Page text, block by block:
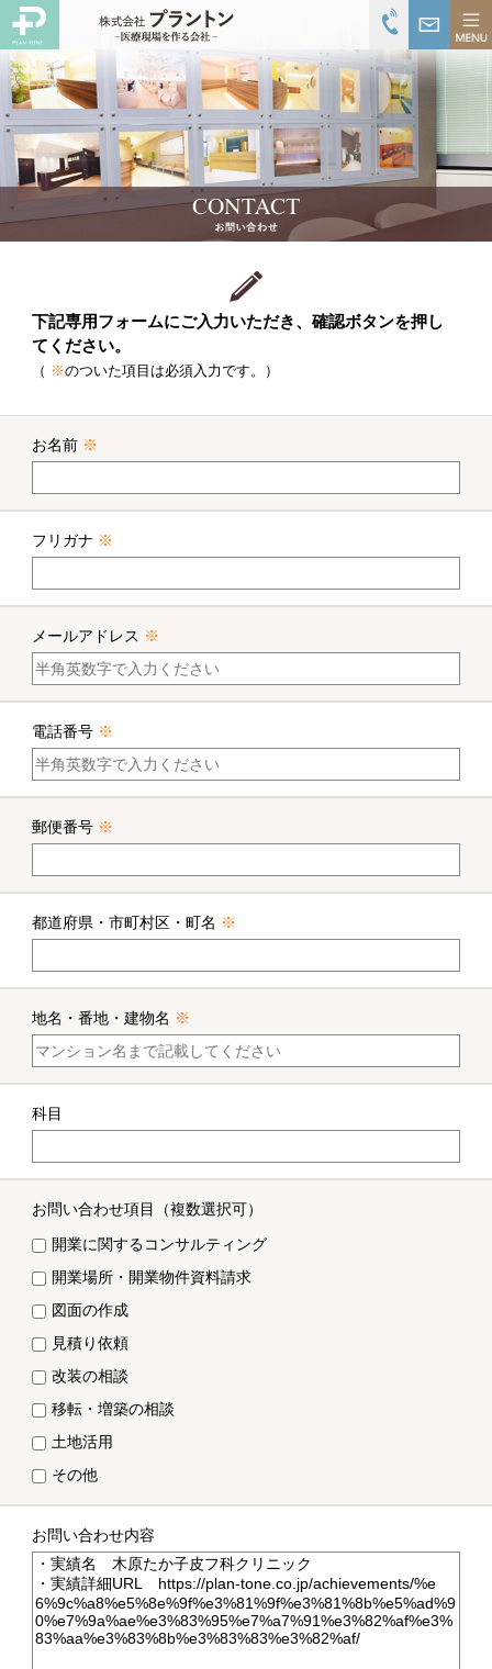
下記専用フォームにご入力いただき、確認ボタンを押し
てください。
（ ※のついた項目は必須入力です。）
お名前 ※
フリガナ ※
メールアドレス ※
電話番号 ※
郵便番号 ※
都道府県・市町村区・町名 ※
地名・番地・建物名 ※
科目
お問い合わせ項目
（複数選択可）
開業に関するコンサルティング
開業場所・開業物件資料請求
図面の作成
見積り依頼
改装の相談
移転・増築の相談
土地活用
その他
お問い合わせ内容